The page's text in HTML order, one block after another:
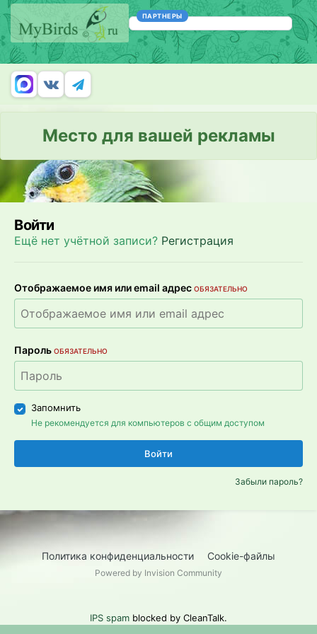
ПАРТНЕРЫ
Место для вашей рекламы
Войти
Ещё нет учётной записи? Регистрация
Отображаемое имя или email адрес ОБЯЗАТЕЛЬНО
Пароль ОБЯЗАТЕЛЬНО
Запомнить
Не рекомендуется для компьютеров с общим доступом
Войти
Забыли пароль?
Политика конфиденциальности Cookie-файлы
Powered by Invision Community
IPS spam blocked by CleanTalk.